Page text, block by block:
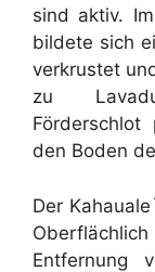
sind aktiv.
bildete sich
verkrustet
zu
den Boden
Der
Entfernung